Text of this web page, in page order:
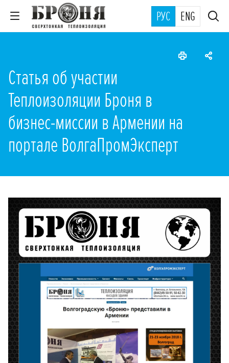
РУС ENG
Статья об участии
Теплоизоляции Броня в
бизнес-миссии в Армении на
портале ВолгаПромЭксперт